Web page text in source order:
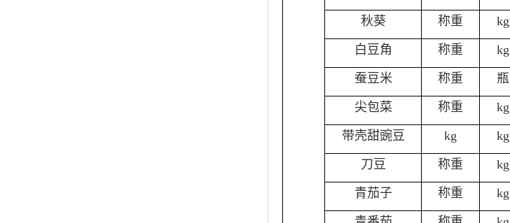
秋葵 称重 kg
白豆角 称重 kg
蚕豆米 称重 瓶
尖包菜 称重 kg
带壳甜豌豆 kg kg
刀豆 称重 kg
青茄子 称重 kg